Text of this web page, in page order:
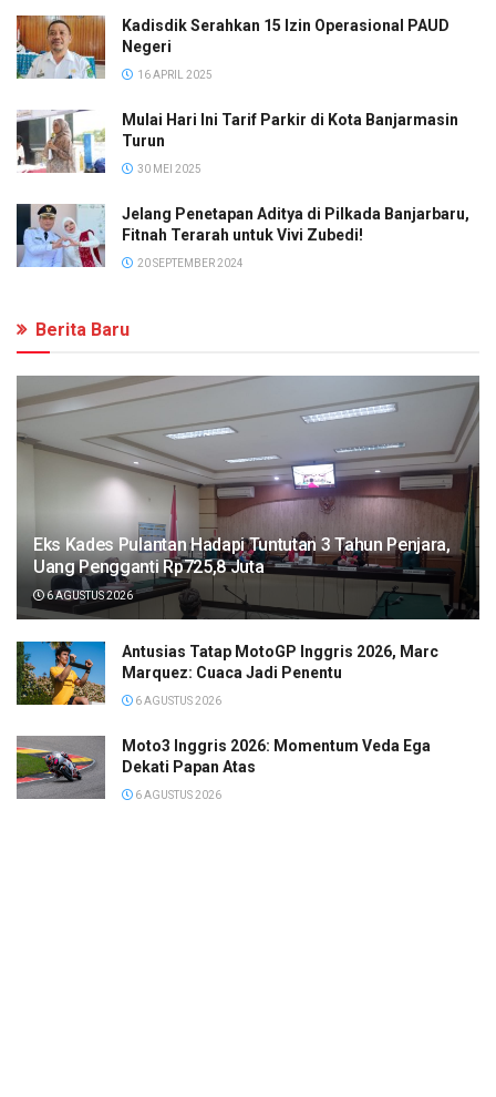
Kadisdik Serahkan 15 Izin Operasional PAUD
Negeri
16 APRIL 2025
Mulai Hari Ini Tarif Parkir di Kota Banjarmasin
Turun
30 MEI 2025
Jelang Penetapan Aditya di Pilkada Banjarbaru,
Fitnah Terarah untuk Vivi Zubedi!
20 SEPTEMBER 2024
Berita Baru
Eks Kades Pulantan Hadapi Tuntutan 3 Tahun Penjara,
Uang Pengganti Rp725,8 Juta
6 AGUSTUS 2026
Antusias Tatap MotoGP Inggris 2026, Marc
Marquez: Cuaca Jadi Penentu
6 AGUSTUS 2026
Moto3 Inggris 2026: Momentum Veda Ega
Dekati Papan Atas
6 AGUSTUS 2026